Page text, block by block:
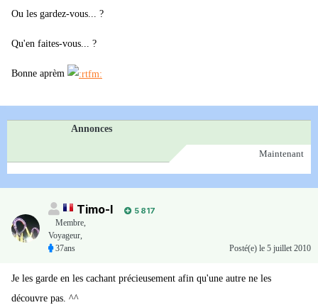
Ou les gardez-vous... ?
Qu'en faites-vous... ?
Bonne aprèm
Annonces
Maintenant
Timo-I
5 817
Membre,
Voyageur,
37ans
Posté(e) le 5 juillet 2010
Je les garde en les cachant précieusement afin qu'une autre ne les
découvre pas. ^^